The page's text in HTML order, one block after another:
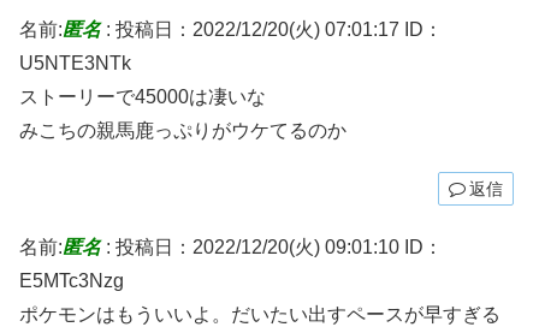
名前:匿名: 投稿日：2022/12/20(火) 07:01:17
ID：
U5NTE3NTk
ストーリーで45000は凄いな
みこちの親馬鹿っぷりがウケてるのか
返信
名前:匿名: 投稿日：2022/12/20(火) 09:01:10 ID：
E5MTc3Nzg
ポケモンはもういいよ。だいたい出すペースが早すぎる